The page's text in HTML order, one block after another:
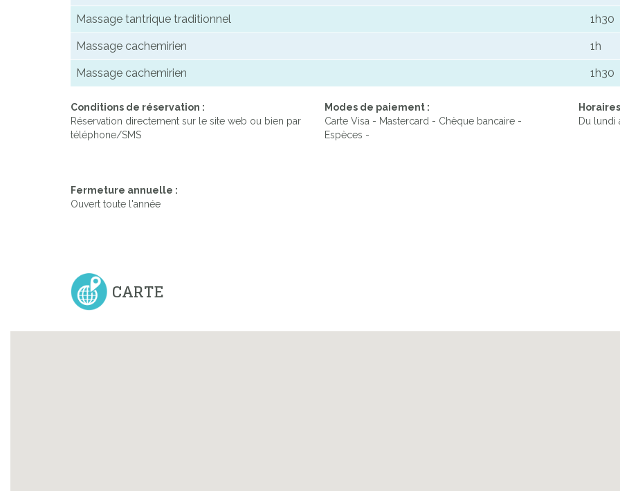
Massage tantrique traditionnel 1h30
Massage cachemirien 1h
Massage cachemirien 1h30
Conditions de réservation :
Réservation directement sur le site web ou bien par
téléphone/SMS
Modes de paiement :
Carte Visa - Mastercard - Chèque bancaire -
Espèces -
Du lundi
Fermeture annuelle :
Ouvert toute l'année
CARTE